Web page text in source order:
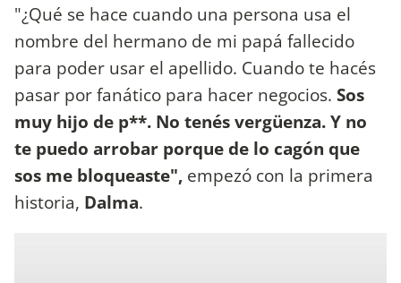
"¿Qué se hace cuando una persona usa el
nombre del hermano de mi papá fallecido
para poder usar el apellido. Cuando te hacés
pasar por fanático para hacer negocios. Sos
muy hijo de p**. No tenés vergüenza. Y no
te puedo arrobar porque de lo cagón que
sos me bloqueaste", empezó con la primera
historia, Dalma.